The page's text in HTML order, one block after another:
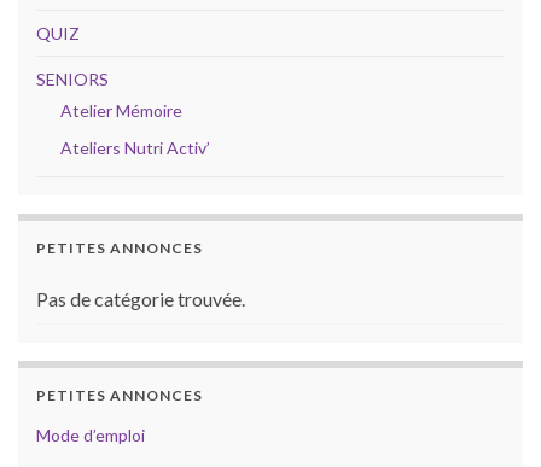
QUIZ
SENIORS
Atelier Mémoire
Ateliers Nutri Activ’
PETITES ANNONCES
Pas de catégorie trouvée.
PETITES ANNONCES
Mode d’emploi